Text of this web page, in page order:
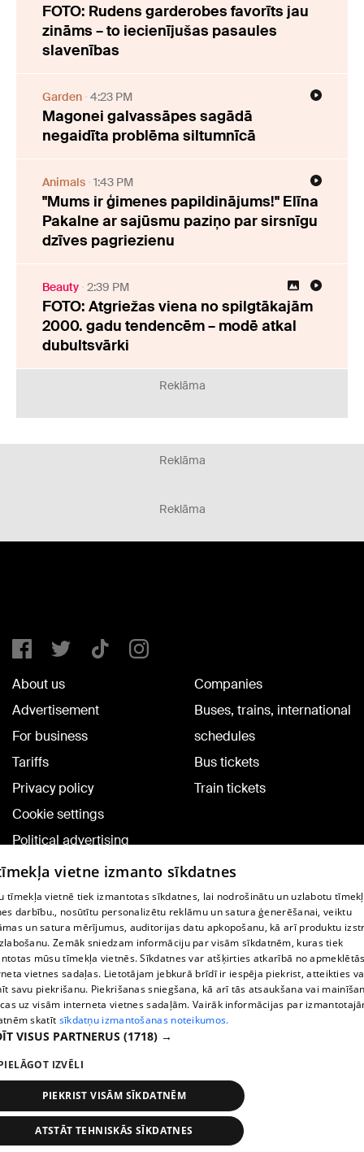
FOTO: Rudens garderobes favorīts jau
zināms – to iecienījušas pasaules
slavenības
Garden 4:23 PM
Magonei galvassāpes sagādā
negaidīta problēma siltumnīcā
Animals 1:43 PM
"Mums ir ģimenes papildinājums!" Elīna
Pakalne ar sajūsmu paziņo par sirsnīgu
dzīves pagriezienu
Beauty 2:39 PM
FOTO: Atgriežas viena no spilgtākajām
2000. gadu tendencēm – modē atkal
dubultsvārki
Reklāma
Reklāma
Reklāma
About us
Advertisement
For business
Tariffs
Privacy policy
Cookie settings
Political advertising
Cookie policy
Commenting terms
Companies
Buses, trains, international
schedules
Bus tickets
Train tickets
TV program
Contract rules
360 Ziņu kontakti
Helio Media
Vortal assistance service: e-mail -
All rights reserved.
News Search 1188 play
vietne izmanto sīkdatnes
tīmekļa vietnē tiek izmantotas sīkdatnes, lai nodrošinātu un uzlabotu
darbību., nosūtītu personalizētu reklāmu un satura ģenerēšanai, veiktu
un satura mērījumus, auditorijas datu apkopošanu, kā arī produktu
Zemāk sniedzam informāciju par visām sīkdatnēm, kuras tiek
mūsu tīmekļa vietnēs. Sīkdatnes var atšķirties atkarībā no
vietnes sadaļas. Lietotājam jebkurā brīdī ir iespēja piekrist, atteikties
savu piekrišanu. Piekrišanas sniegšana, kā arī tās atsaukšana vai
uz visām interneta vietnes sadaļām. Vairāk informācijas par
skatīt sīkdatņu izmantošanas noteikumos.
VISUS PARTNERUS (1718) →
IZVĒLI
PIEKRIST VISĀM SĪKDATNĒM
ATSTĀT TEHNISKĀS SĪKDATNES